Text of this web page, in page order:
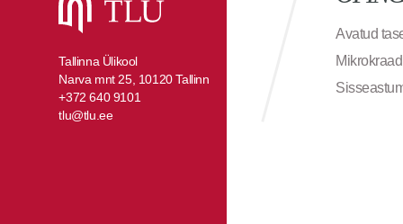
Tallinna Ülikool
Narva mnt 25, 10120 Tallinn
+372 640 9101
tlu@tlu.ee
Avatud